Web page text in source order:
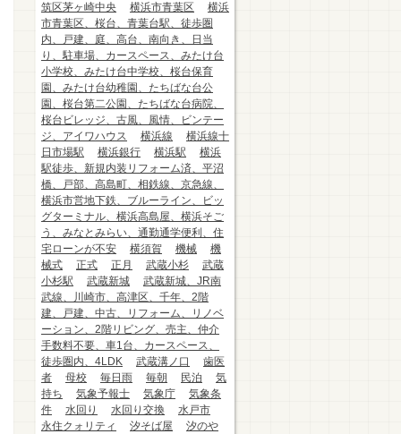
筑区茅ヶ崎中央
横浜市青葉区
横浜
市青葉区、桜台、青葉台駅、徒歩圏
内、戸建、庭、高台、南向き、日当
り、駐車場、カースペース、みたけ台
小学校、みたけ台中学校、桜台保育
園、みたけ台幼稚園、たちばな台公
園、桜台第二公園、たちばな台病院、
桜台ビレッジ、古風、風情、ビンテー
ジ、アイワハウス
横浜線
横浜線十
日市場駅
横浜銀行 横浜駅
横浜
駅徒歩、新規内装リフォーム済、平沼
橋、戸部、高島町、相鉄線、京急線、
横浜市営地下鉄、ブルーライン、ビッ
グターミナル、横浜高島屋、横浜そご
う、みなとみらい、通勤通学便利、住
宅ローンが不安
横須賀 機械
機
械式
正式 正月 武蔵小杉
武蔵
小杉駅
武蔵新城
武蔵新城、JR南
武線、川崎市、高津区、千年、2階
建、戸建、中古、リフォーム、リノベ
ーション、2階リビング、売主、仲介
手数料不要、車1台、カースペース、
徒歩圏内、4LDK
武蔵溝ノ口
歯医
者
母校 毎日雨 毎朝 民泊
気
持ち
気象予報士 気象庁
気象条
件
水回り 水回り交換
水戸市
永住クォリティ
汐そば屋
汐のや